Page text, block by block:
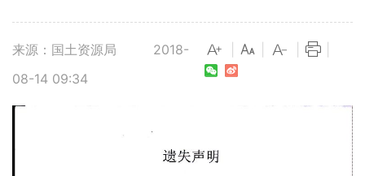
来源：国土资源局
2018-
08-14 09:34